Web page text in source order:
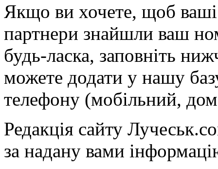
Якщо ви хочете, щоб ваші
партнери знайшли ваш
будь-ласка, заповніть
можете додати у нашу
телефону (мобільний,
Редакція сайту
за надану вами